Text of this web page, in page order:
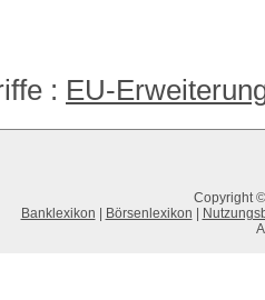
: EU-
Copyright
Banklexikon
Börsenlexikon